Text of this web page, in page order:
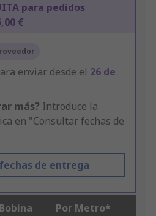
para pedidos
€
enviar desde el 26 de
más? Introduce la
en "Consultar fechas de
de entrega
Por Metro*